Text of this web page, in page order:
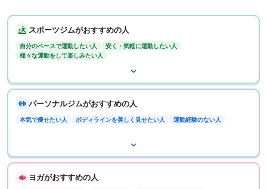
スポーツジムがおすすめの人
自分のペースで運動したい人
安く・気軽に運動したい人
様々な運動をして楽しみたい人
パーソナルジムがおすすめの人
本気で痩せたい人 ボディラインを美しく見せたい人 運動経験のない人
ヨガがおすすめの人